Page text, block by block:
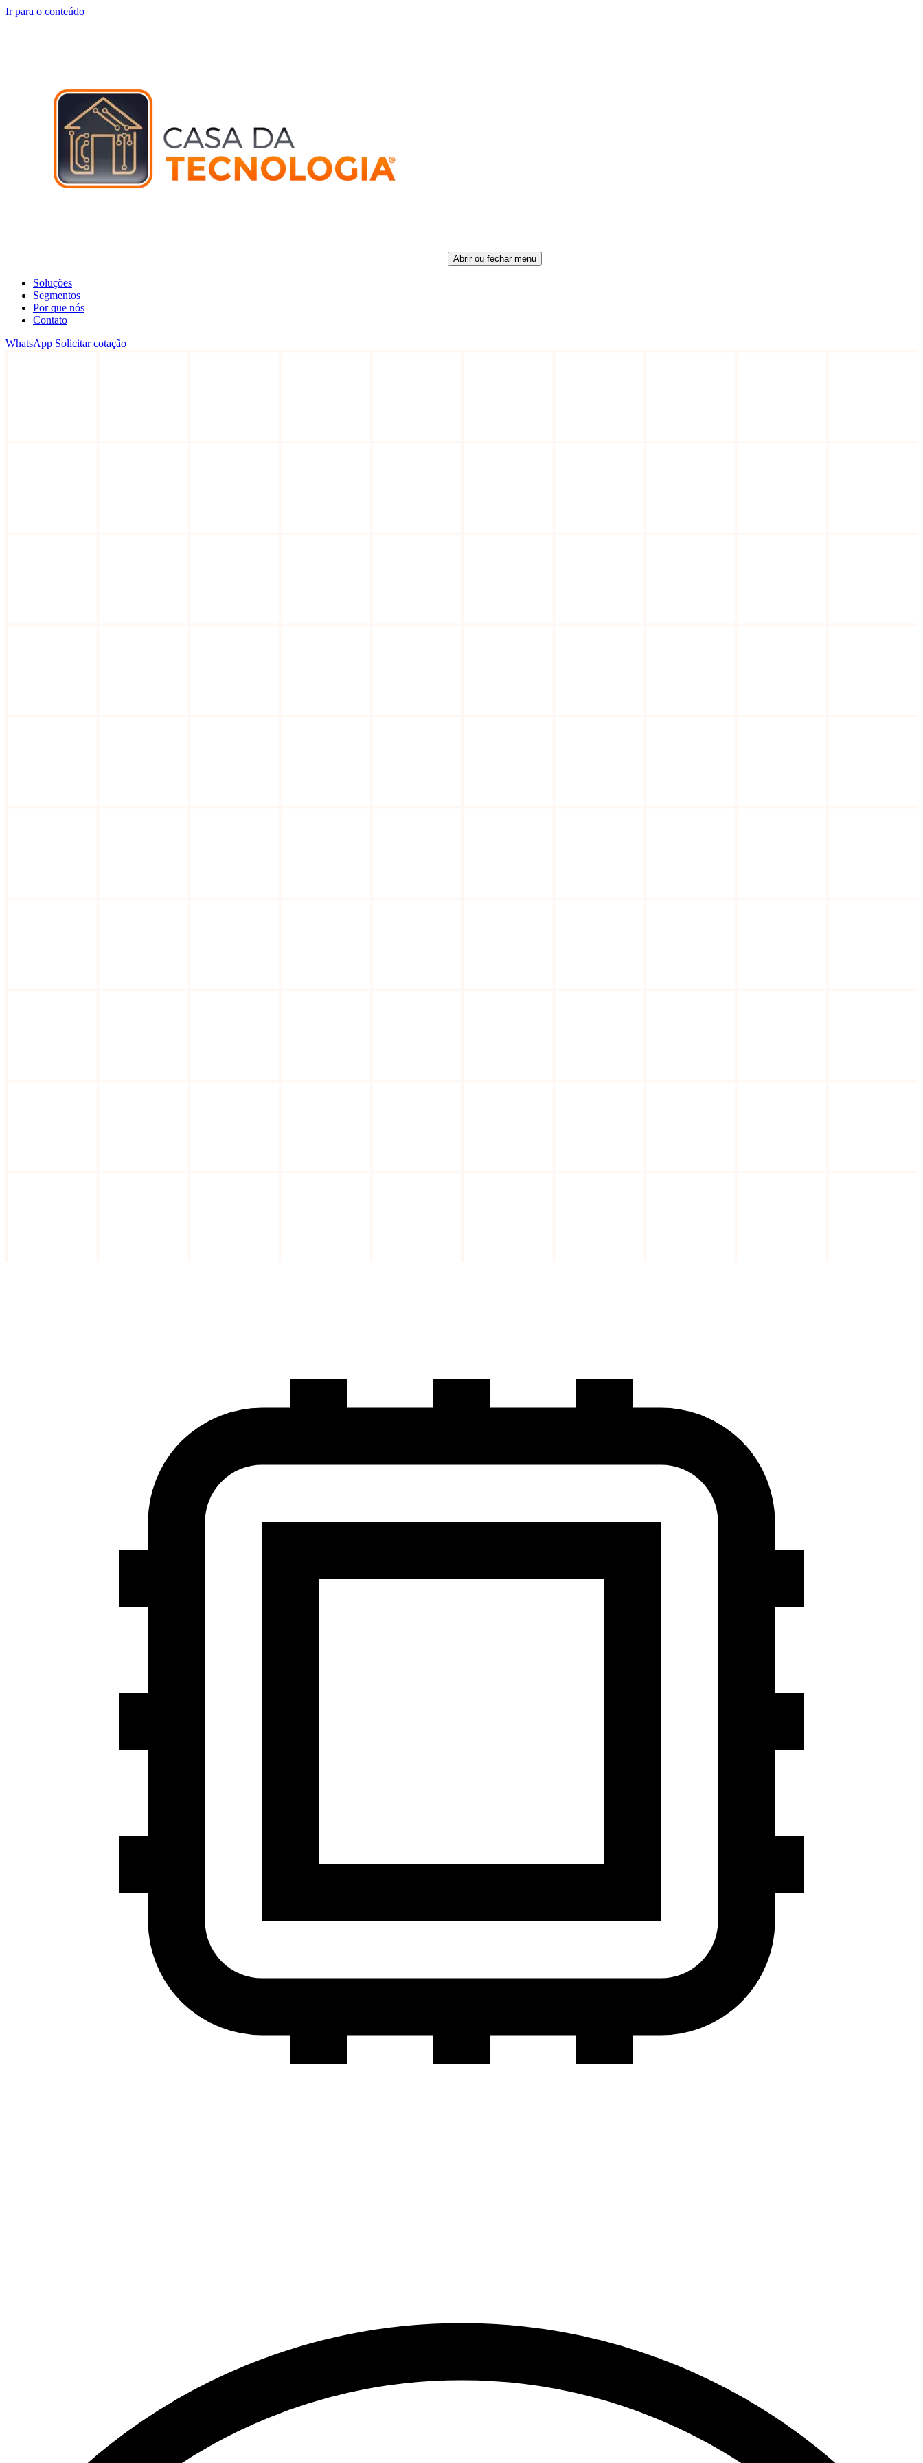
Ir para o conteúdo
Abrir ou fechar menu
Soluções
Segmentos
Por que nós
Contato
WhatsApp Solicitar cotação